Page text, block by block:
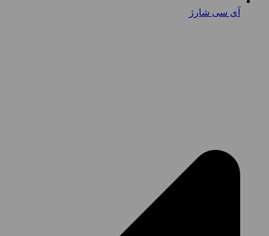
آی سی شارژ